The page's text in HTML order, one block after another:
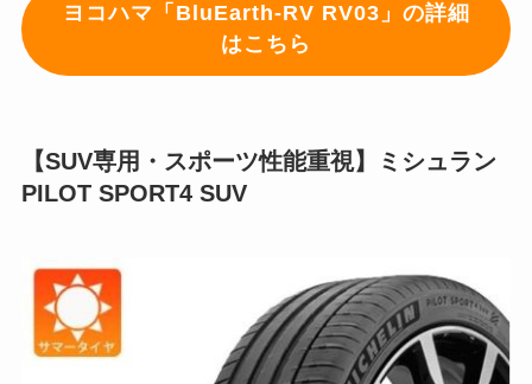
ヨコハマ「BluEarth-RV RV03」の詳細
はこちら
【SUV専用・スポーツ性能重視】ミシュラン
PILOT SPORT4 SUV